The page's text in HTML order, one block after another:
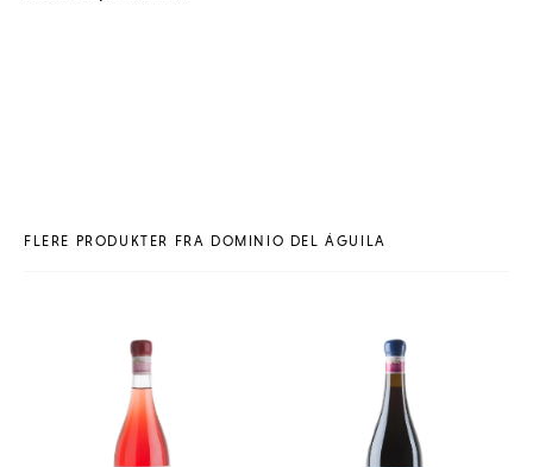
FLERE PRODUKTER FRA DOMINIO DEL ÁGUILA